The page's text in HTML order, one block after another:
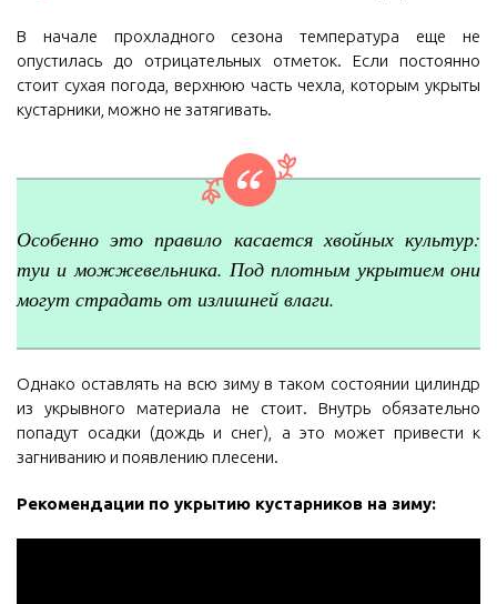
В начале прохладного сезона температура еще не
опустилась до отрицательных отметок. Если постоянно
стоит сухая погода, верхнюю часть чехла, которым укрыты
кустарники, можно не затягивать.
Особенно это правило касается хвойных культур:
туи и можжевельника. Под плотным укрытием они
могут страдать от излишней влаги.
Однако оставлять на всю зиму в таком состоянии цилиндр
из укрывного материала не стоит. Внутрь обязательно
попадут осадки (дождь и снег), а это может привести к
загниванию и появлению плесени.
Рекомендации по укрытию кустарников на зиму: